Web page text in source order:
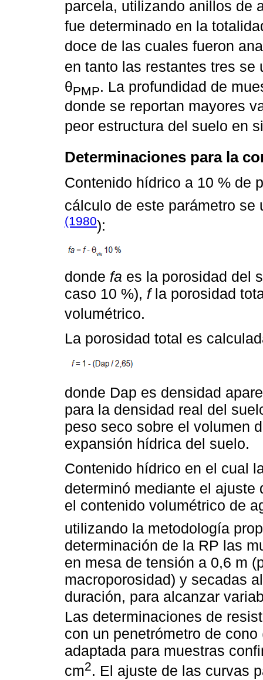
parcela, utilizando anillos de
fue determinado en la
doce de las cuales fueron
en tanto las restantes tres se
θPMP. La profundidad de
donde se reportan mayores
peor estructura del suelo en
Determinaciones para la
Contenido hídrico a 10 % de
cálculo de este parámetro
(1980):
donde fa es la porosidad del
caso 10 %), fla porosidad
volumétrico.
La porosidad total es
donde Dap es densidad
para la densidad real del
peso seco sobre el volumen
expansión hídrica del suelo.
Contenido hídrico en el cual
determinó mediante el
el contenido volumétrico de
utilizando la metodología
determinación de la RP las
en mesa de tensión a 0,6 m
macroporosidad) y secadas
duración, para alcanzar
Las determinaciones de
con un penetrómetro de
adaptada para muestras
cm2. El ajuste de las curvas